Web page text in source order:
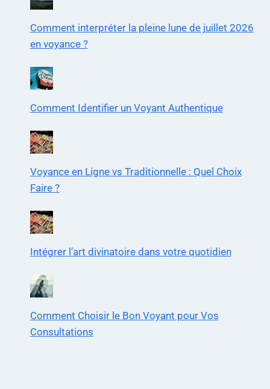
Comment interpréter la pleine lune de juillet 2026
en voyance ?
Comment Identifier un Voyant Authentique
Voyance en Ligne vs Traditionnelle : Quel Choix
Faire ?
Intégrer l’art divinatoire dans votre quotidien
Comment Choisir le Bon Voyant pour Vos
Consultations